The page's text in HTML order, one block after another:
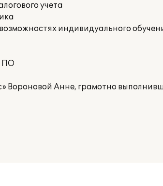
учета
индивидуального
ПО
Вороновой Анне, грамотно